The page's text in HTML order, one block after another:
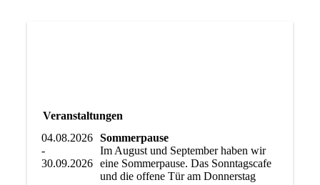
Veranstaltungen
04.08.2026
-
30.09.2026
Sommerpause
Im August und September haben wir
eine Sommerpause. Das Sonntagscafe
und die offene Tür am Donnerstag